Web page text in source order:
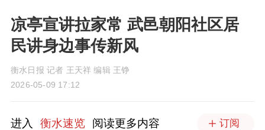
凉亭宣讲拉家常 武邑朝阳社区居
民讲身边事传新风
衡水日报 记者 王天祥 编辑 王铮
2026-05-09 17:12
进入 衡水速览 阅读更多内容 订阅